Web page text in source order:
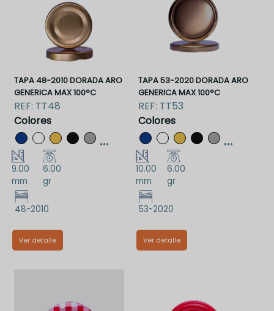
TAPA 48-2010 DORADA ARO
GENERICA MAX 100°C
REF: TT48
Colores
...
9.00
mm
6.00
gr
48-2010
Ver detalle
TAPA 53-2020 DORADA ARO
GENERICA MAX 100°C
REF: TT53
Colores
...
10.00
mm
6.00
gr
53-2020
Ver detalle